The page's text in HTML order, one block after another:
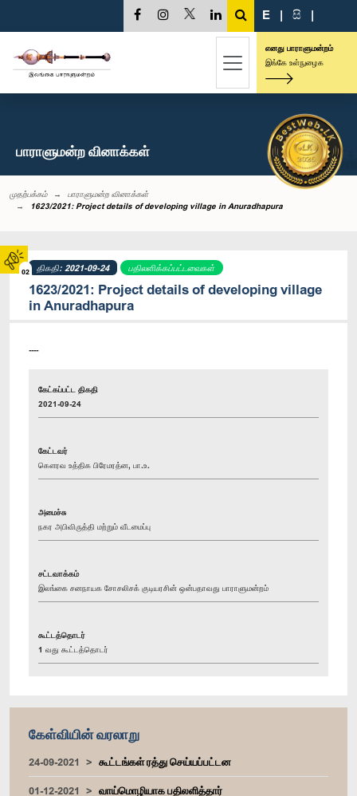
02
E | සි |
எனது பாராளுமன்றம்
இங்கே உள்நுழைக
பாராளுமன்ற வினாக்கள்
முதற்பக்கம்
பாராளுமன்ற வினாக்கள்
1623/2021: Project details of developing village in Anuradhapura
திகதி: 2021-09-24 பதிலளிக்கப்பட்டவைகள்
1623/2021: Project details of developing village
in Anuradhapura
----
கேட்கப்பட்ட திகதி
2021-09-24
கேட்டவர்
கௌரவ உத்திக பிரேமரத்ன, பா.உ.
அமைச்சு
நகர அபிவிருத்தி மற்றும் வீடமைப்பு
சட்டவாக்கம்
இலங்கை சனநாயக சோசலிசக் குடியரசின் ஒன்பதாவது பாராளுமன்றம்
கூட்டத்தொடர்
1 வது கூட்டத்தொடர்
கேள்வியின் வரலாறு
24-09-2021
கூட்டங்கள் ரத்து செய்யப்பட்டன
01-12-2021
வாய்மொழியாக பதிலளித்தார்